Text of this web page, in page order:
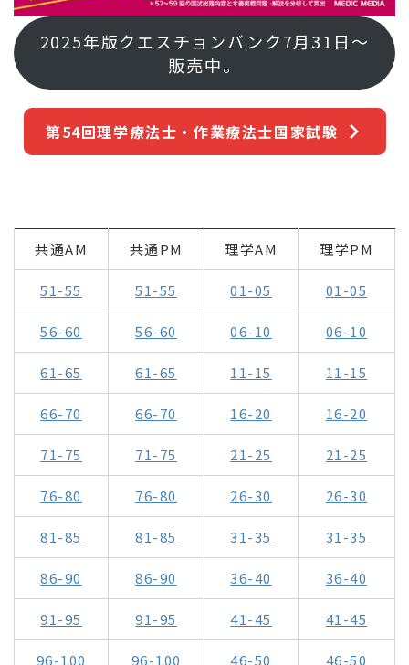
2025年版クエスチョンバンク7月31日～
販売中。
第54回理学療法士・作業療法士国家試験
共通AM 共通PM 理学AM 理学PM
51-55 51-55 01-05 01-05
56-60 56-60 06-10 06-10
61-65 61-65 11-15 11-15
66-70 66-70 16-20 16-20
71-75 71-75 21-25 21-25
76-80 76-80 26-30 26-30
81-85 81-85 31-35 31-35
86-90 86-90 36-40 36-40
91-95 91-95 41-45 41-45
96-100 96-100 46-50 46-50